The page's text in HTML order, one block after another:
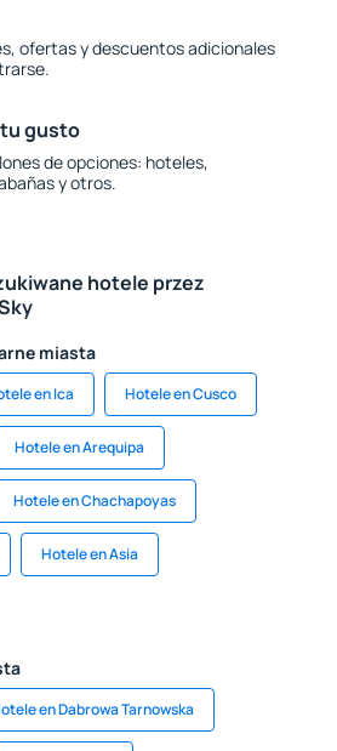
ofertas y descuentos adicionales
gusto
de opciones: hoteles,
y otros.
hotele przez
miasta
en Ica Hotele en Cusco
Hotele en Arequipa
Hotele en Chachapoyas
Hotele en Asia
en Dabrowa Tarnowska